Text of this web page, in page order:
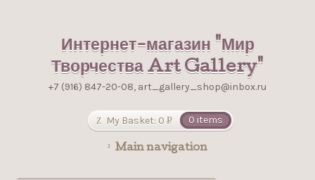
Интернет-магазин "Мир
Творчества Art Gallery"
+7 (916) 847-20-08, art_gallery_shop@inbox.ru
My Basket: 0Р
0 items
Main navigation